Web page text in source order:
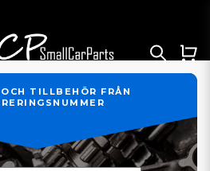
TILLBEHÖR FRÅN